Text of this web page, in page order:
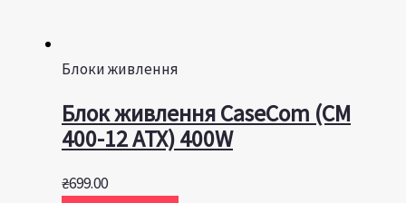
Блоки живлення
Блок живлення CaseCom (CM
400-12 ATX) 400W
₴699.00